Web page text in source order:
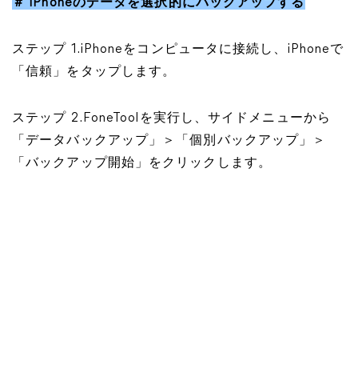
＃ iPhoneのデータを選択的にバックアップする
ステップ 1.iPhoneをコンピュータに接続し、iPhoneで
「信頼」をタップします。
ステップ 2.FoneToolを実行し、サイドメニューから
「データバックアップ」＞「個別バックアップ」＞
「バックアップ開始」をクリックします。